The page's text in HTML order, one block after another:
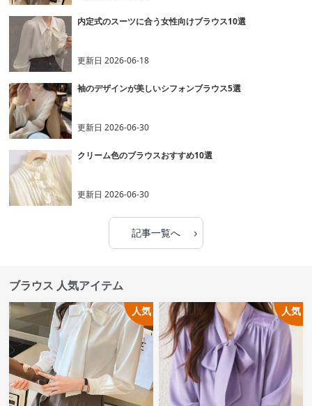
内定式のスーツに合う女性向けブラウス10選
更新日2026-06-18
袖のデザインが美しいシフォンブラウス5選
更新日2026-06-30
クリーム色のブラウスおすすめ10選
更新日2026-06-30
記事一覧へ ›
ブラウス 人気アイテム
人気 人気